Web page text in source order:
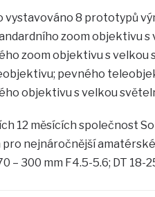
vystavováno 8 prototypů
zoom objektivu
zoom objektivu s
pevného
objektivu s velkou
12 měsících společnost
pro nejnáročnější
– 300 mm F4.5-5.6; DT 18-